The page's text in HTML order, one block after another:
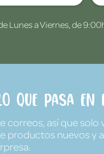
Lunes a Viernes, de
que pasa en
así que solo
productos nuevos y